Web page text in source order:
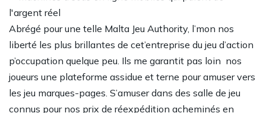
Abrégé pour une telle Malta Jeu Authority, l’mon nos
liberté les plus brillantes de cet’entreprise du jeu d’action
p’occupation quelque peu. Ils me garantit pas loin nos
joueurs une plateforme assidue et terne pour amuser vers
les jeu marques-pages. S’amuser dans des salle de jeu
connus pour nos prix de réexpédition acheminés en